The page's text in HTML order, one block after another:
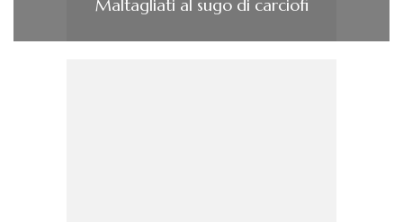
Maltagliati al sugo di carciofi